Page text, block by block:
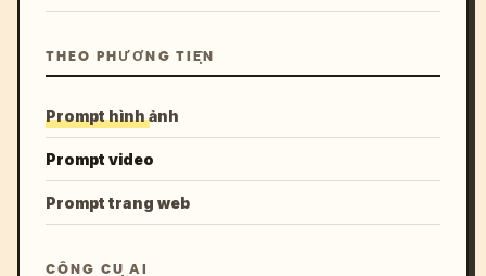
THEO PHƯƠNG TIỆN
Prompt hình ảnh
Prompt video
Prompt trang web
CÔNG CỤ AI